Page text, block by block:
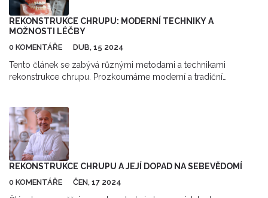
REKONSTRUKCE CHRUPU: MODERNÍ TECHNIKY A
MOŽNOSTI LÉČBY
0 KOMENTÁŘE DUB, 15 2024
Tento článek se zabývá různými metodami a technikami
rekonstrukce chrupu. Prozkoumáme moderní a tradiční
chrup a co očekávat během léčebného procesu. Naučíme vás,
jak si vybrat tu správnou metodu rekonstrukce pro vaše
specifické potřeby.
REKONSTRUKCE CHRUPU A JEJÍ DOPAD NA SEBEVĚDOMÍ
0 KOMENTÁŘE ČEN, 17 2024